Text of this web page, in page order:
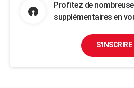
Profitez de
supplémentaires en
S'INSCRIRE